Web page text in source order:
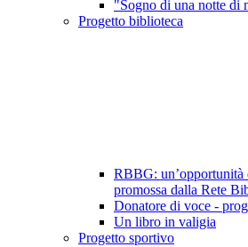
"Sogno di una notte di
Progetto biblioteca
RBBG:
promossa dalla Rete
Donatore di voce -
Un libro in valigia
Progetto sportivo